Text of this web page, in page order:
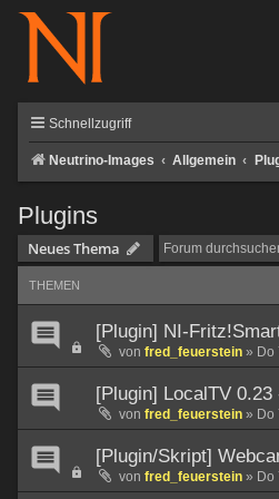
Schnellzugriff
Neutrino-Images Allgemein
Plugins
Neues Thema
THEMEN
[Plugin] NI-
von fred_feuerstein » Do
[Plugin] LocalTV
von fred_feuerstein » Do
[Plugin/Skript]
von fred_feuerstein » Do